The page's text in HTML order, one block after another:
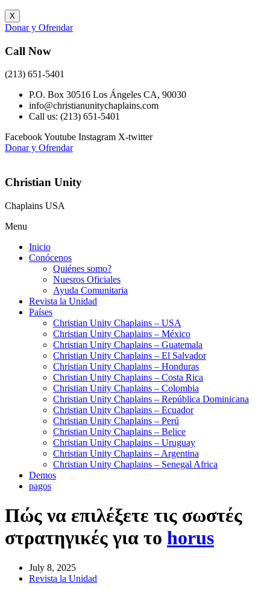
X
Donar y Ofrendar
Call Now
(213) 651-5401
P.O. Box 30516 Los Ángeles CA, 90030
info@christianunitychaplains.com
Call us: (213) 651-5401
FacebookYoutube Instagram X-twitter
Donar y Ofrendar
Christian Unity
Chaplains USA
Menu
Inicio
Conócenos
Quiénes somo?
Nuesros Oficiales
Ayuda Comunitaria
Revista la Unidad
Países
Christian Unity Chaplains – USA
Christian Unity Chaplains – México
Christian Unity Chaplains – Guatemala
Christian Unity Chaplains – El Salvador
Christian Unity Chaplains – Honduras
Christian Unity Chaplains – Costa Rica
Christian Unity Chaplains – Colombia
Christian Unity Chaplains – República Dominicana
Christian Unity Chaplains – Ecuador
Christian Unity Chaplains – Perú
Christian Unity Chaplains – Belice
Christian Unity Chaplains – Uruguay
Christian Unity Chaplains – Argentina
Christian Unity Chaplains – Senegal Africa
Demos
pagos
Πώς να επιλέξετε τις σωστές
στρατηγικές για το horus
July 8, 2025
Revista la Unidad